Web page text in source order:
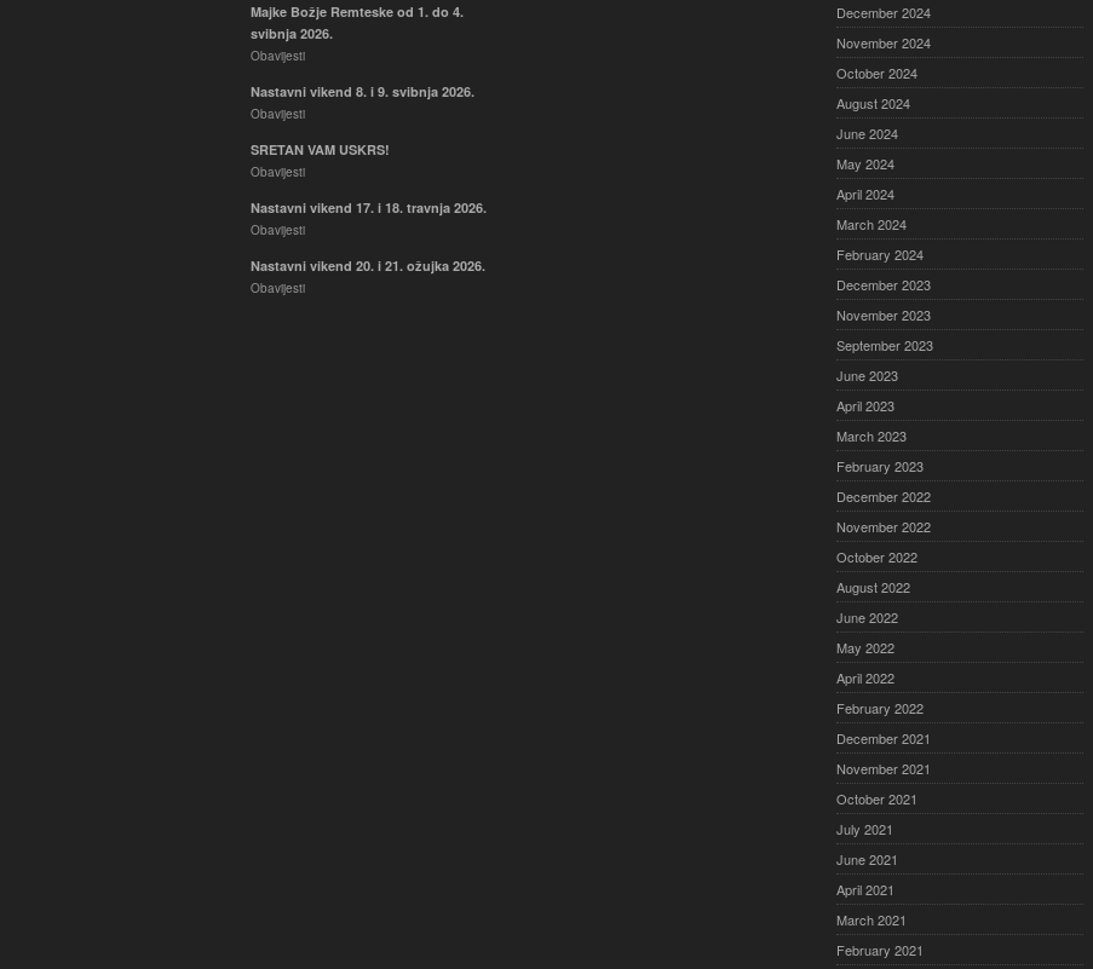
Majke Božje Remteske od 1. do 4.
svibnja 2026.
Obavijesti
Nastavni vikend 8. i 9. svibnja 2026.
Obavijesti
SRETAN VAM USKRS!
Obavijesti
Nastavni vikend 17. i 18. travnja 2026.
Obavijesti
Nastavni vikend 20. i 21. ožujka 2026.
Obavijesti
December 2024
November 2024
October 2024
August 2024
June 2024
May 2024
April 2024
March 2024
February 2024
December 2023
November 2023
September 2023
June 2023
April 2023
March 2023
February 2023
December 2022
November 2022
October 2022
August 2022
June 2022
May 2022
April 2022
February 2022
December 2021
November 2021
October 2021
July 2021
June 2021
April 2021
March 2021
February 2021